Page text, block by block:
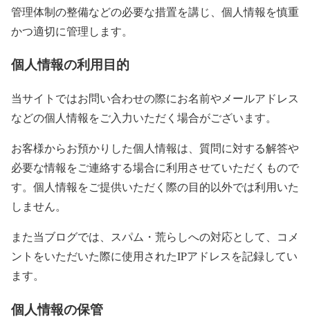
管理体制の整備などの必要な措置を講じ、個人情報を慎重
かつ適切に管理します。
個人情報の利用目的
当サイトではお問い合わせの際にお名前やメールアドレス
などの個人情報をご入力いただく場合がございます。
お客様からお預かりした個人情報は、質問に対する解答や
必要な情報をご連絡する場合に利用させていただくもので
す。個人情報をご提供いただく際の目的以外では利用いた
しません。
また当ブログでは、スパム・荒らしへの対応として、コメ
ントをいただいた際に使用されたIPアドレスを記録してい
ます。
個人情報の保管